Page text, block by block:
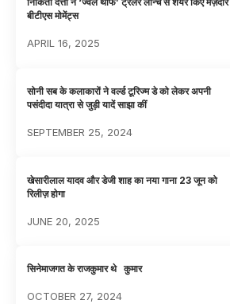
बीटीएस मोमेंट्स
APRIL 16, 2025
सोनी सब के कलाकारों ने वर्ल्ड टूरिज्म डे को लेकर अपनी
पसंदीदा यात्रा से जुड़ी यादें साझा कीं
SEPTEMBER 25, 2024
खेसारीलाल यादव और डेजी शाह का नया गाना 23 जून को
रिलीज़ होगा
JUNE 20, 2025
सिनेमाजगत के राजकुमार थे कुमार
OCTOBER 27, 2024